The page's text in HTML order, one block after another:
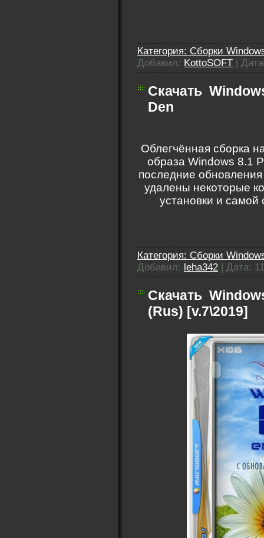
Категория: Сборки
Добавил: KottoSOFT
Скачать
Den
Облегчённая сборка
образа Windows 8.1
последние
удалены некоторые
установки и
Категория: Сборки
Добавил: leha342 Дата:
Скачать
(Rus) [v.7\2019]